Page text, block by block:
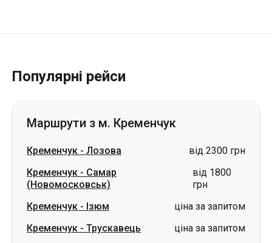
Популярні рейси
Маршрути з м. Кременчук
Кременчук - Лозова
від 2300 грн
Кременчук - Самар
(Новомосковськ)
від 1800
грн
Кременчук - Ізюм
ціна за запитом
Кременчук - Трускавець
ціна за запитом